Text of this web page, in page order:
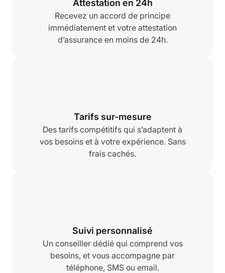
Attestation en 24h
Recevez un accord de principe
immédiatement et votre attestation
d’assurance en moins de 24h.
Tarifs sur-mesure
Des tarifs compétitifs qui s’adaptent à
vos besoins et à votre expérience. Sans
frais cachés.
Suivi personnalisé
Un conseiller dédié qui comprend vos
besoins, et vous accompagne par
téléphone, SMS ou email.